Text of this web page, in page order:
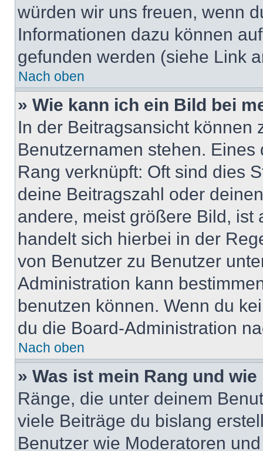
würden wir uns freuen, wenn
Informationen dazu können
gefunden werden (siehe Link
Nach oben
» Wie kann ich ein Bild bei
In der Beitragsansicht können
Benutzernamen stehen.
Rang verknüpft: Oft sind dies
deine Beitragszahl oder
andere, meist größere Bild, ist
handelt sich hierbei in der
von Benutzer zu Benutzer
Administration kann
benutzen können. Wenn du
du die Board-Administration
Nach oben
» Was ist mein Rang und
Ränge, die unter deinem
viele Beiträge du bislang
Benutzer wie Moderatoren